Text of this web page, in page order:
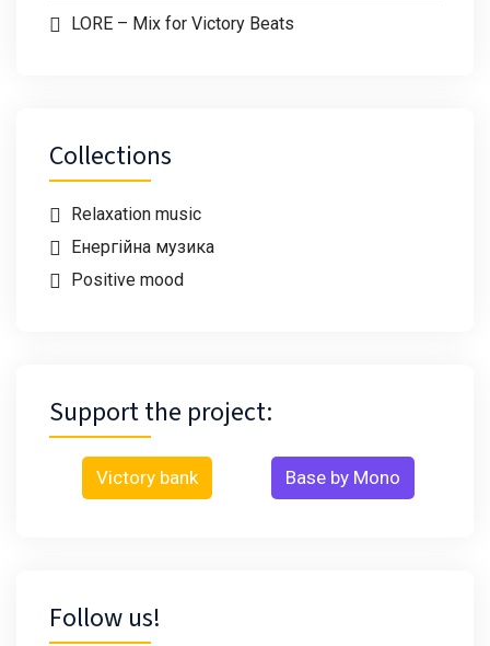
LORE – Mix for Victory Beats
Collections
Relaxation music
Енергійна музика
Positive mood
Support the project:
Victory bank Base by Mono
Follow us!